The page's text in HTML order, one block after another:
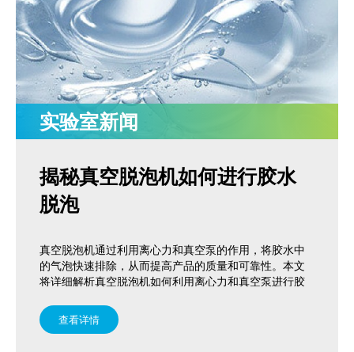
MORE+ 广州市黄埔区骏功路22号B栋4楼
科研实验室
其他材料
Partners
离心脱泡机
搅拌脱泡机
实验室均质机
真空脱泡机
加压脱泡机
真空搅拌机
相关配套产品
实验室新闻
揭秘真空脱泡机如何进行胶水
脱泡
真空脱泡机通过利用离心力和真空泵的作用，将胶水中
的气泡快速排除，从而提高产品的质量和可靠性。本文
将详细解析真空脱泡机如何利用离心力和真空泵进行胶
查看详情